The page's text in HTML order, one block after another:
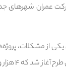
عمران شهرهای
از مشکلات،